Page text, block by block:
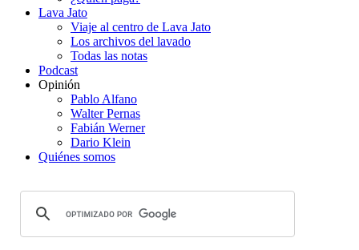
Lava Jato
Viaje al centro de Lava Jato
Los archivos del lavado
Todas las notas
Podcast
Opinión
Pablo Alfano
Walter Pernas
Fabián Werner
Dario Klein
Quiénes somos